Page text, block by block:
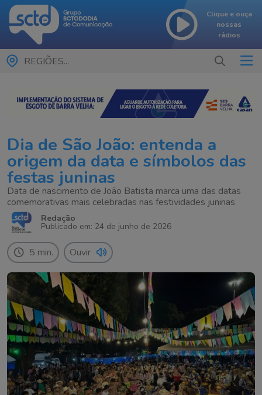
Clique e ouça
nossas
rádios
REGIÕES...
Dia de São João: entenda a
origem da data e símbolos das
festas juninas
Data de nascimento de João Batista marca uma das datas
comemorativas mais celebradas nas festividades juninas
Redação
Publicado em: 24 de junho de 2026
5 min. Ouvir